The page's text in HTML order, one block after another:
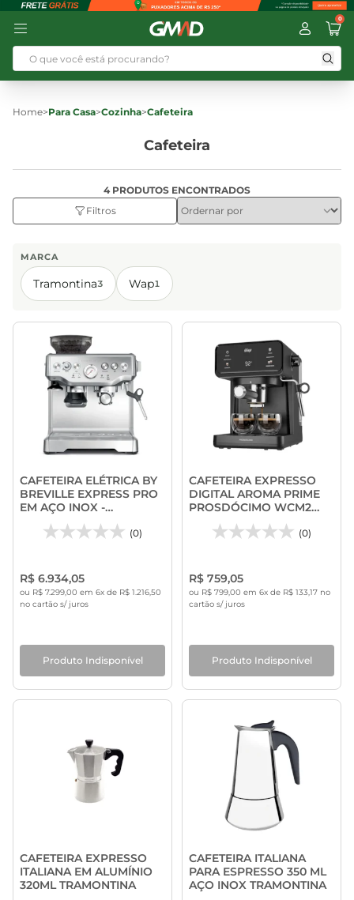
0
Home>Para Casa>Cozinha>Cafeteira
Cafeteira
4 PRODUTOS ENCONTRADOS
Filtros
MARCA
Tramontina3 Wap1
CAFETEIRA ELÉTRICA BY
BREVILLE EXPRESS PRO
EM AÇO INOX -
TRAMONTINA
(0)
R$ 6.934,05
ou R$ 7.299,00 em 6x de R$ 1.216,50
no cartão s/ juros
Produto Indisponível
CAFETEIRA EXPRESSO
DIGITAL AROMA PRIME
PROSDÓCIMO WCM2
(0)
R$ 759,05
ou R$ 799,00 em 6x de R$ 133,17 no
cartão s/ juros
Produto Indisponível
CAFETEIRA EXPRESSO
ITALIANA EM ALUMÍNIO
320ML TRAMONTINA
CAFETEIRA ITALIANA
PARA ESPRESSO 350 ML
AÇO INOX TRAMONTINA